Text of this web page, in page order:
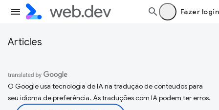
Fazer login
Articles
O Google usa tecnologia de IA na tradução de conteúdos para
seu idioma de preferência. As traduções com IA podem ter erros.